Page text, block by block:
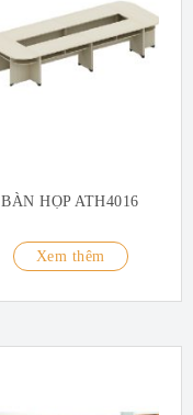
BÀN HỌP ATH4016
Xem thêm